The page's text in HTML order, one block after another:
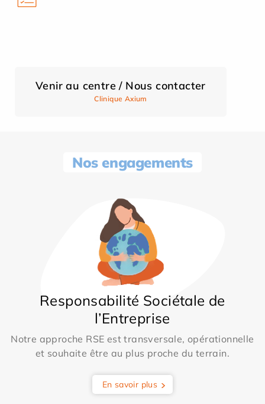
Venir au centre / Nous contacter
Clinique Axium
Nos engagements
Responsabilité Sociétale de
l’Entreprise
Notre approche RSE est transversale, opérationnelle
et souhaite être au plus proche du terrain.
En savoir plus